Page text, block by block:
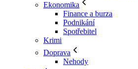
Ekonomika
Finance a burza
Podnikání
Spotřebitel
Krimi
Doprava
Nehody